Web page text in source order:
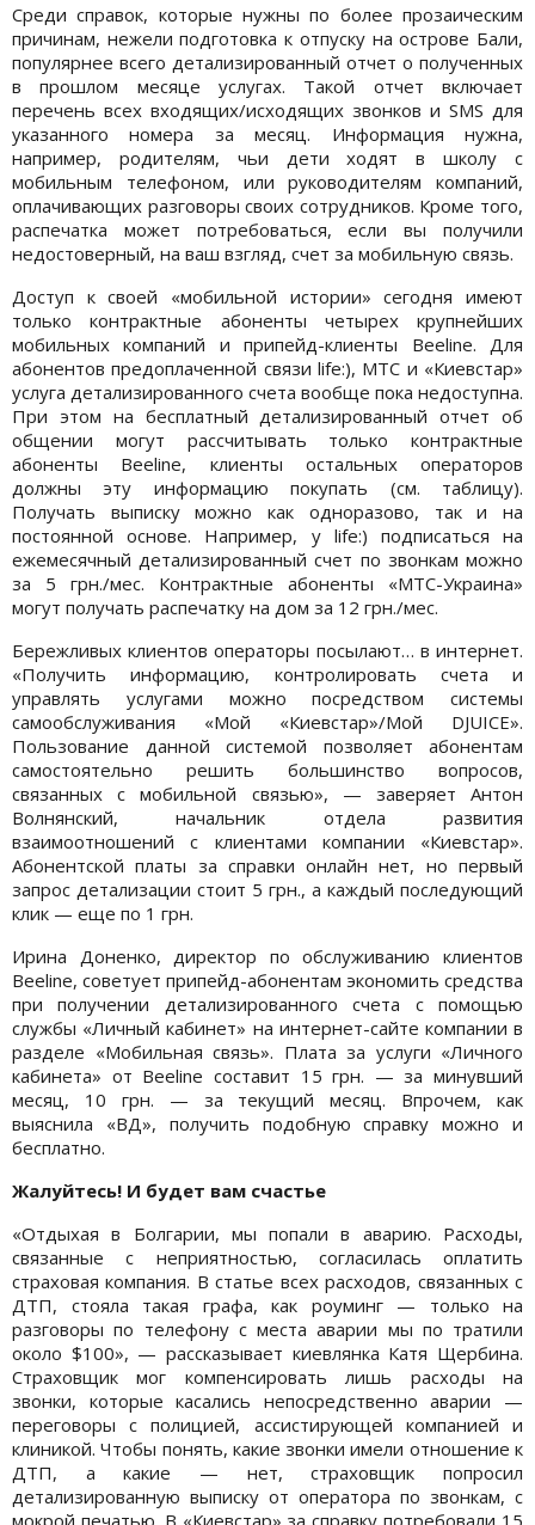
Среди справок, которые нужны по более прозаическим
причинам, нежели подготовка к отпуску на острове Бали,
популярнее всего детализированный отчет о полученных
в прошлом месяце услугах. Такой отчет включает
перечень всех входящих/исходящих звонков и SMS для
указанного номера за месяц. Информация нужна,
например, родителям, чьи дети ходят в школу с
мобильным телефоном, или руководителям компаний,
оплачивающих разговоры своих сотрудников. Кроме того,
распечатка может потребоваться, если вы получили
недостоверный, на ваш взгляд, счет за мобильную связь.
Доступ к своей «мобильной истории» сегодня имеют
только контрактные абоненты четырех крупнейших
мобильных компаний и припейд-клиенты Beeline. Для
абонентов предоплаченной связи life:), МТС и «Киевстар»
услуга детализированного счета вообще пока недоступна.
При этом на бесплатный детализированный отчет об
общении могут рассчитывать только контрактные
абоненты Beeline, клиенты остальных операторов
должны эту информацию покупать (см. таблицу).
Получать выписку можно как одноразово, так и на
постоянной основе. Например, у life:) подписаться на
ежемесячный детализированный счет по звонкам можно
за 5 грн./мес. Контрактные абоненты «МТС-Украина»
могут получать распечатку на дом за 12 грн./мес.
Бережливых клиентов операторы посылают… в интернет.
«Получить информацию, контролировать счета и
управлять услугами можно посредством системы
самообслуживания «Мой «Киевстар»/Мой DJUICE».
Пользование данной системой позволяет абонентам
самостоятельно решить большинство вопросов,
связанных с мобильной связью», — заверяет Антон
Волнянский, начальник отдела развития
взаимоотношений с клиентами компании «Киевстар».
Абонентской платы за справки онлайн нет, но первый
запрос детализации стоит 5 грн., а каждый последующий
клик — еще по 1 грн.
Ирина Доненко, директор по обслуживанию клиентов
Beeline, советует припейд-абонентам экономить средства
при получении детализированного счета с помощью
службы «Личный кабинет» на интернет-сайте компании в
разделе «Мобильная связь». Плата за услуги «Личного
кабинета» от Beeline составит 15 грн. — за минувший
месяц, 10 грн. — за текущий месяц. Впрочем, как
выяснила «ВД», получить подобную справку можно и
бесплатно.
Жалуйтесь! И будет вам счастье
«Отдыхая в Болгарии, мы попали в аварию. Расходы,
связанные с неприятностью, согласилась оплатить
страховая компания. В статье всех расходов, связанных с
ДТП, стояла такая графа, как роуминг — только на
разговоры по телефону с места аварии мы по тратили
около $100», — рассказывает киевлянка Катя Щербина.
Страховщик мог компенсировать лишь расходы на
звонки, которые касались непосредственно аварии —
переговоры с полицией, ассистирующей компанией и
клиникой. Чтобы понять, какие звонки имели отношение к
ДТП, а какие — нет, страховщик попросил
детализированную выписку от оператора по звонкам, с
мокрой печатью. В «Киевстар» за справку потребовали 15